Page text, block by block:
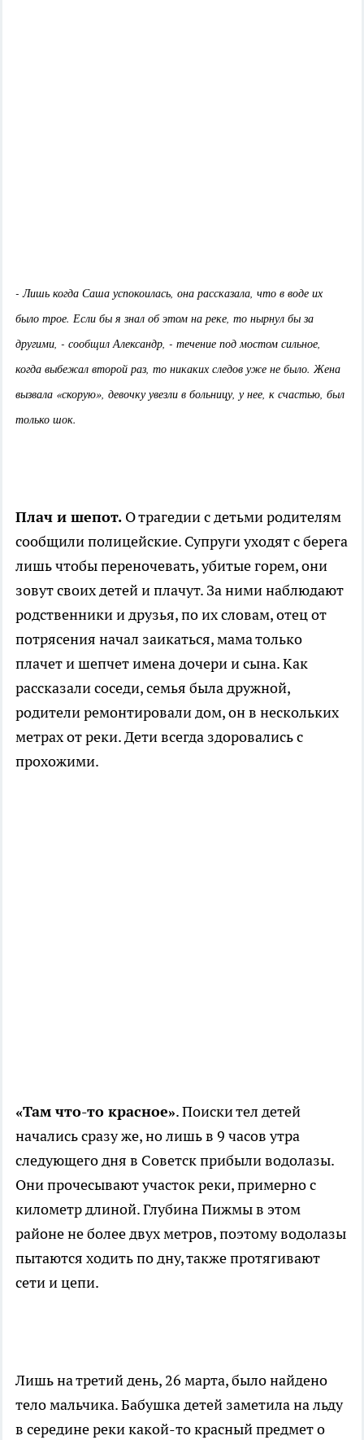
- Лишь когда Саша успокоилась, она рассказала, что в воде их
было трое. Если бы я знал об этом на реке, то нырнул бы за
другими, - сообщил Александр, - течение под мостом сильное,
когда выбежал второй раз, то никаких следов уже не было. Жена
вызвала «скорую», девочку увезли в больницу, у нее, к счастью, был
только шок.
Плач и шепот. О трагедии с детьми родителям
сообщили полицейские. Супруги уходят с берега
лишь чтобы переночевать, убитые горем, они
зовут своих детей и плачут. За ними наблюдают
родственники и друзья, по их словам, отец от
потрясения начал заикаться, мама только
плачет и шепчет имена дочери и сына. Как
рассказали соседи, семья была дружной,
родители ремонтировали дом, он в нескольких
метрах от реки. Дети всегда здоровались с
прохожими.
«Там что-то красное». Поиски тел детей
начались сразу же, но лишь в 9 часов утра
следующего дня в Советск прибыли водолазы.
Они прочесывают участок реки, примерно с
километр длиной. Глубина Пижмы в этом
районе не более двух метров, поэтому водолазы
пытаются ходить по дну, также протягивают
сети и цепи.
Лишь на третий день, 26 марта, было найдено
тело мальчика. Бабушка детей заметила на льду
в середине реки какой-то красный предмет о